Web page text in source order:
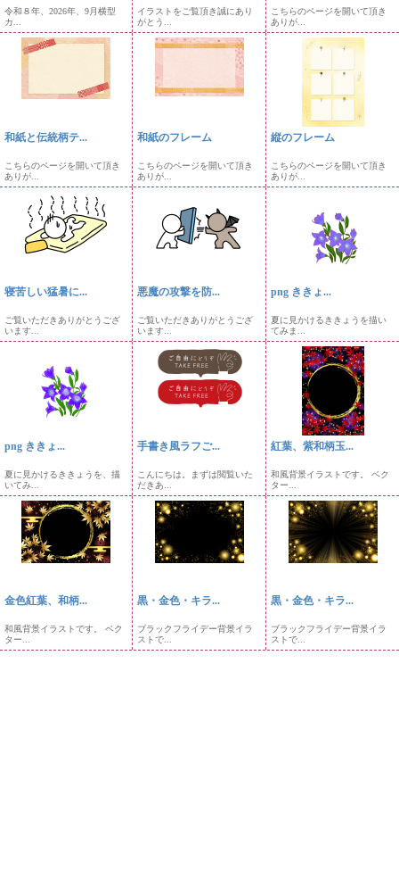
令和８年、2026年、9月横型
カ...
イラストをご覧頂き誠にあり
がとう...
こちらのページを開いて頂き
ありが...
和紙と伝統柄テ...
こちらのページを開いて頂き
ありが...
和紙のフレーム
こちらのページを開いて頂き
ありが...
縦のフレーム
こちらのページを開いて頂き
ありが...
寝苦しい猛暑に...
ご覧いただきありがとうござ
います...
悪魔の攻撃を防...
ご覧いただきありがとうござ
います...
png ききょ...
夏に見かけるききょうを描い
てみま...
png ききょ...
夏に見かけるききょうを、描
いてみ...
手書き風ラフご...
こんにちは。まずは閲覧いた
だきあ...
紅葉、紫和柄玉...
和風背景イラストです。 ベク
ター...
金色紅葉、和柄...
和風背景イラストです。 ベク
ター...
黒・金色・キラ...
ブラックフライデー背景イラ
ストで...
黒・金色・キラ...
ブラックフライデー背景イラ
ストで...